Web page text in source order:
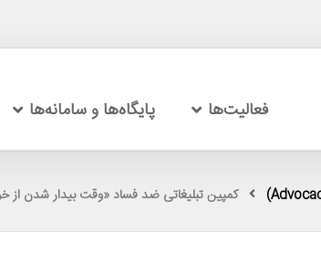
فعالیت‌ها پایگاه‌ها و سامانه‌ها
کمپین تبلیغاتی ضد فساد «وقت بیدار شدن از